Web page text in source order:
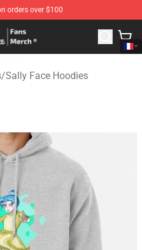
orders over $100
Sally Face Merchandise Shop
/Sally Face Hoodies